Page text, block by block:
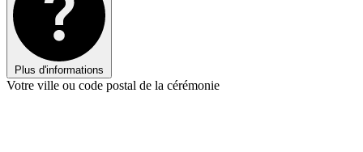
Plus d'informations
Votre ville ou code postal de la cérémonie